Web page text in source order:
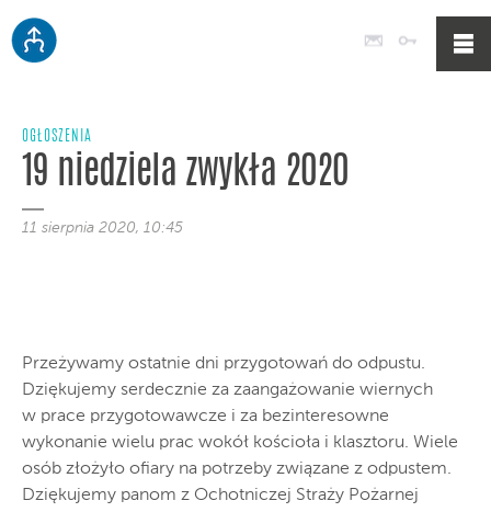
Poczta
OGŁOSZENIA
19 niedziela zwykła 2020
11 sierpnia 2020, 10:45
Przeżywamy ostatnie dni przygotowań do odpustu.
Dziękujemy serdecznie za zaangażowanie wiernych
w prace przygotowawcze i za bezinteresowne
wykonanie wielu prac wokół kościoła i klasztoru. Wiele
osób złożyło ofiary na potrzeby związane z odpustem.
Dziękujemy panom z Ochotniczej Straży Pożarnej